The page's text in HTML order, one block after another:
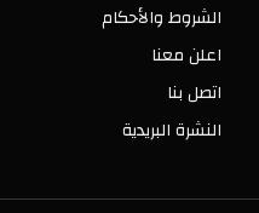
الشروط والأحكام
اعلن معنا
اتصل بنا
النشرة البريدية